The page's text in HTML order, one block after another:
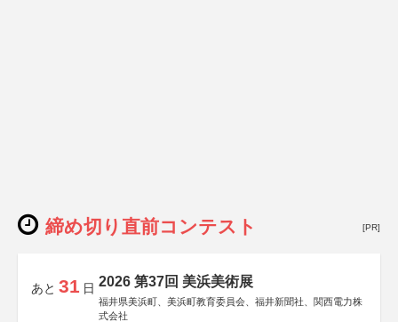
締め切り直前コンテスト [PR]
あと 31 日 2026 第37回 美浜美術展
福井県美浜町、美浜町教育委員会、福井新聞社、関西電力株
式会社